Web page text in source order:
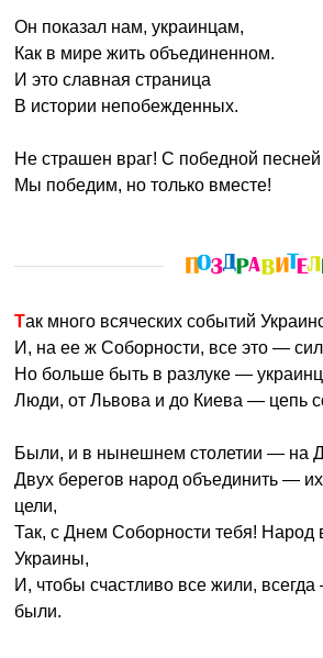
Он показал нам, украинцам,
Как в мире жить объединенном.
И это славная страница
В истории непобежденных.
Не страшен враг! С победной песней
Мы победим, но только вместе!
Так много всяческих событий
И, на ее ж Соборности, все это —
Но больше быть в разлуке —
Люди, от Львова и до Киева — цепь
Были, и в нынешнем столетии — на
Двух берегов народ объединить —
цели,
Так, с Днем Соборности тебя! Народ
Украины,
И, чтобы счастливо все жили,
были.